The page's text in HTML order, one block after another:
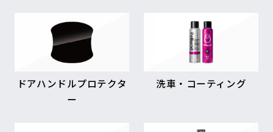
ドアハンドルプロテクタ
ー
洗車・コーティング